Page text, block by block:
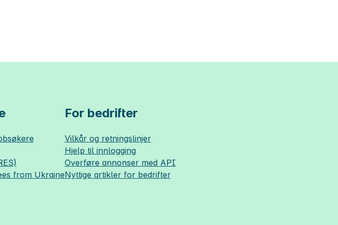
from Ukraine
For bedrifter
Vilkår og retningslinjer
Hjelp til innlogging
Overføre annonser med API
Nyttige artikler for bedrifter